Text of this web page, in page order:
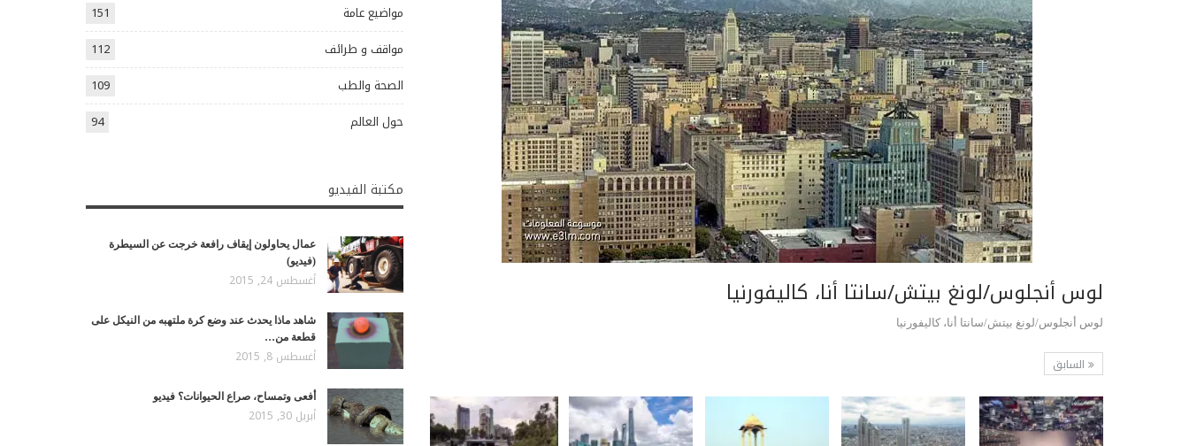
لوس أنجلوس/لونغ بيتش/سانتا أنا، كاليفورنيا
لوس أنجلوس/لونغ بيتش/سانتا أنا، كاليفورنيا
السابق
مواضيع عامة
151
مواقف و طرائف
112
الصحة والطب
109
حول العالم
94
مكتبة الفيديو
عمال يحاولون إيقاف رافعة خرجت عن السيطرة
(فيديو)
أغسطس 24, 2015
شاهد ماذا يحدث عند وضع كرة ملتهبه من النيكل على
قطعة من…
أغسطس 8, 2015
أفعى وتمساح، صراع الحيوانات؟ فيديو
أبريل 30, 2015